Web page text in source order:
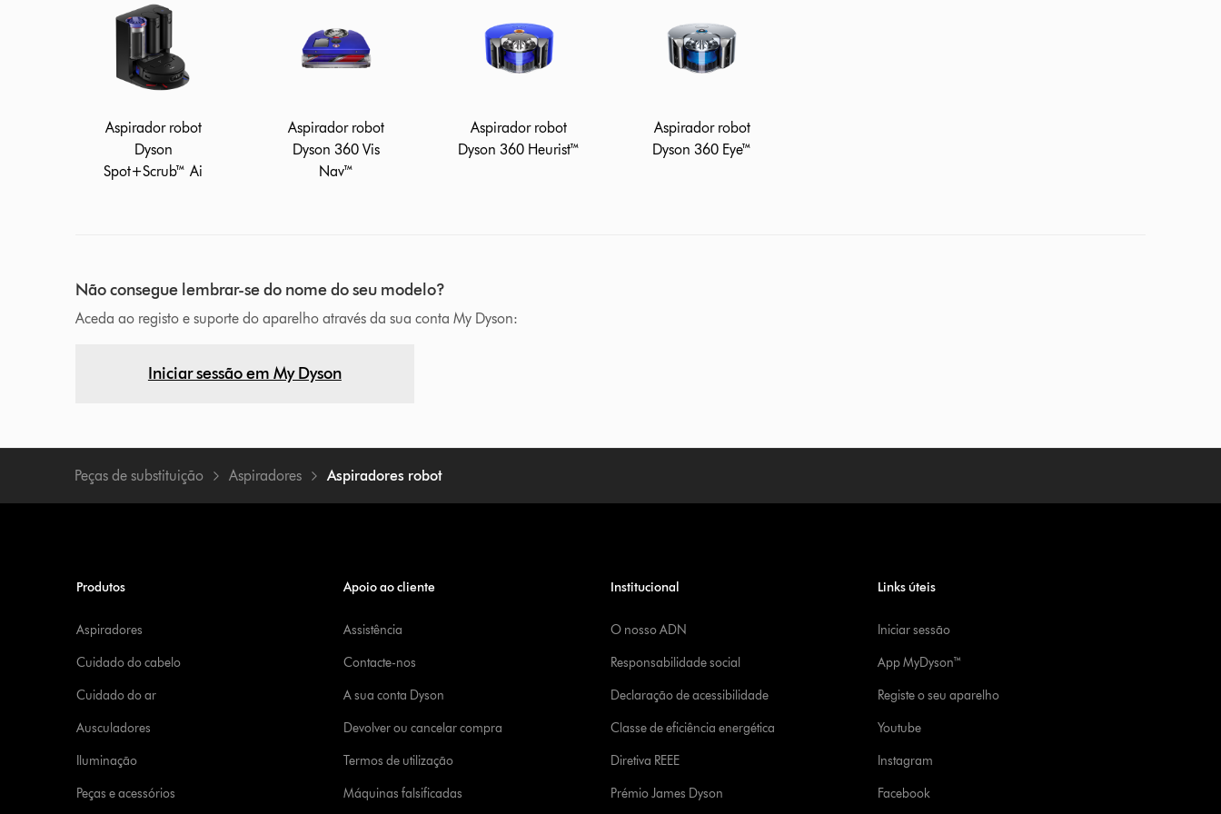
Aspirador robot
Dyson
Spot+Scrub™ Ai
Aspirador robot
Dyson 360 Vis
Nav™
Aspirador robot
Dyson 360 Heurist™
Aspirador robot
Dyson 360 Eye™
Não consegue lembrar-se do nome do seu modelo?
Aceda ao registo e suporte do aparelho através da sua conta My Dyson:
Iniciar sessão em My Dyson
Peças de substituição Aspiradores Aspiradores robot
Produtos
Aspiradores
Cuidado do cabelo
Cuidado do ar
Ausculadores
Iluminação
Peças e acessórios
Apoio ao cliente
Assistência
Contacte-nos
A sua conta Dyson
Devolver ou cancelar compra
Termos de utilização
Máquinas falsificadas
Institucional
O nosso ADN
Responsabilidade social
Declaração de acessibilidade
Classe de eficiência energética
Diretiva REEE
Prémio James Dyson
Links úteis
Iniciar sessão
App MyDyson™
Registe o seu aparelho
Youtube
Instagram
Facebook